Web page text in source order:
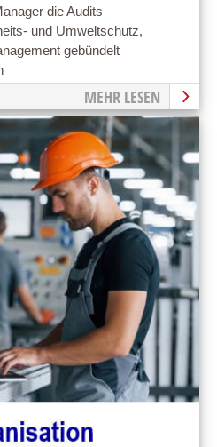
die Audits
und Umweltschutz,
gebündelt
MEHR LESEN